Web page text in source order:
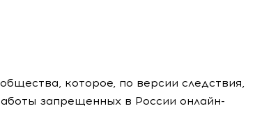
которое, по версии следствия,
запрещенных в России онлайн-